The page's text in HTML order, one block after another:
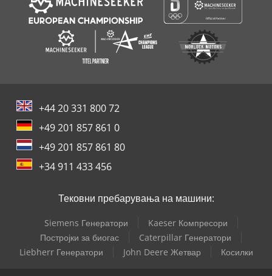
+44 20 331 800 72
+49 201 857 861 0
+49 201 857 861 80
+34 911 433 456
Тековни пребарувања на машини:
Siemens Генератори
Kaeser Компресори
Постројки за биогас
Caterpillar Генератори
Liebherr Генератори
John Deere Жетвар Косилки